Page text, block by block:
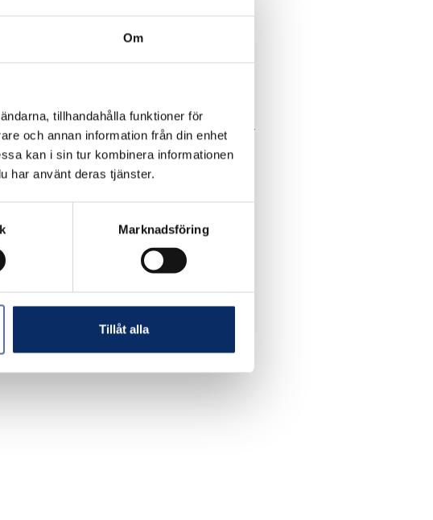
Om
tillhandahålla funktioner för
och annan information från din enhet
kan i sin tur kombinera informationen
har använt deras tjänster.
Marknadsföring
Tillåt alla
Cylinderhylsa ASSA 507,
moms: 180kr
149kr
exkl. moms: 119kr